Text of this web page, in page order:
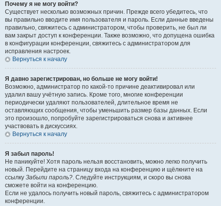
Почему я не могу войти?
Существует несколько возможных причин. Прежде всего убедитесь, что
вы правильно вводите имя пользователя и пароль. Если данные введены
правильно, свяжитесь с администратором, чтобы проверить, не был ли
вам закрыт доступ к конференции. Также возможно, что допущена ошибка
в конфигурации конференции, свяжитесь с администратором для
исправления настроек.
Вернуться к началу
Я давно зарегистрирован, но больше не могу войти!
Возможно, администратор по какой-то причине деактивировал или
удалил вашу учётную запись. Кроме того, многие конференции
периодически удаляют пользователей, длительное время не
оставляющих сообщения, чтобы уменьшить размер базы данных. Если
это произошло, попробуйте зарегистрироваться снова и активнее
участвовать в дискуссиях.
Вернуться к началу
Я забыл пароль!
Не паникуйте! Хотя пароль нельзя восстановить, можно легко получить
новый. Перейдите на страницу входа на конференцию и щёлкните на
ссылку Забыли пароль?. Следуйте инструкциям, и скоро вы снова
сможете войти на конференцию.
Если не удалось получить новый пароль, свяжитесь с администратором
конференции.